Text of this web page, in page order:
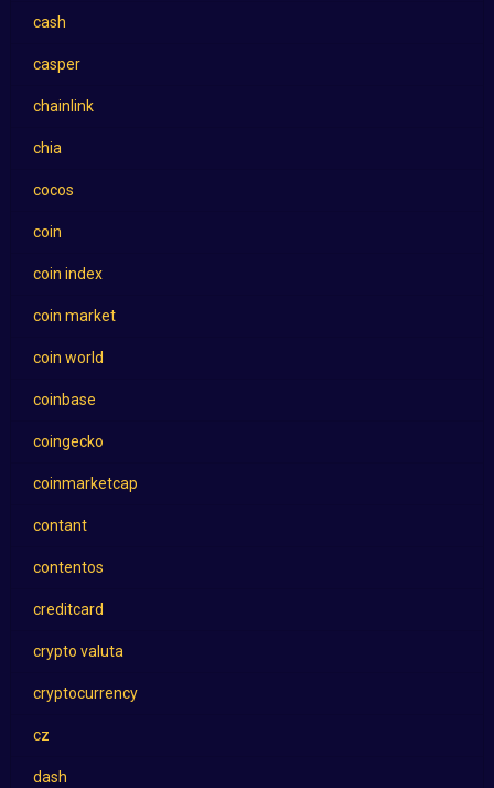
cash
casper
chainlink
chia
cocos
coin
coin index
coin market
coin world
coinbase
coingecko
coinmarketcap
contant
contentos
creditcard
crypto valuta
cryptocurrency
cz
dash